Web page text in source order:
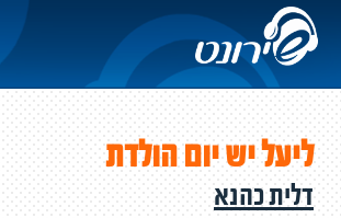
ליעל יש יום הולדת
דלית כהנא